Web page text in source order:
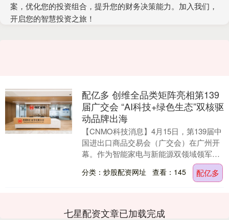
案，优化您的投资组合，提升您的财务决策能力。加入我们，
开启您的智慧投资之旅！
配亿多 创维全品类矩阵亮相第139
届广交会 “AI科技+绿色生态”双核驱
动品牌出海
【CNMO科技消息】4月15日，第139届中
国进出口商品交易会（广交会）在广州开
幕。作为智能家电与新能源双领域领军企
业，创维集团以“AI科技+绿色生态”为双核
战....
分类：炒股配资网址 查看：145 配亿多
七星配资文章已加载完成